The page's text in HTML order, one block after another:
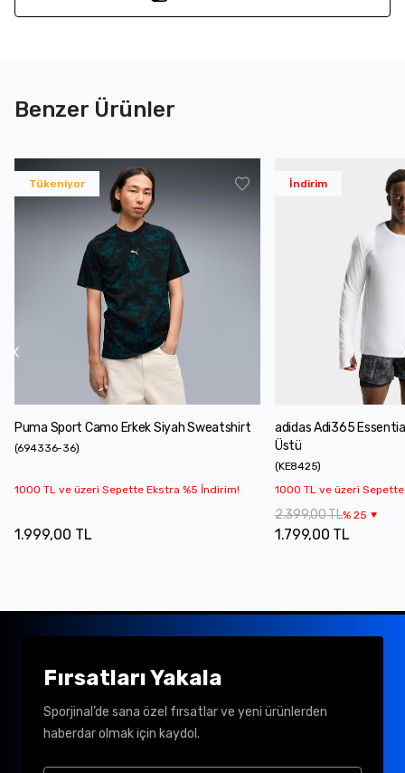
Benzer Ürünler
Tükeniyor
Puma Sport Camo Erkek Siyah Sweatshirt
(694336-36)
1000 TL ve üzeri Sepette Ekstra %5 İndirim!
1.999,00 TL
İndirim
adidas Adi365
Üstü
(KE8425)
1000 TL ve üzeri
2.399,00 TL% 25
1.799,00 TL
Fırsatları Yakala
Sporjinal’de sana özel fırsatlar ve yeni ürünlerden
haberdar olmak için kaydol.